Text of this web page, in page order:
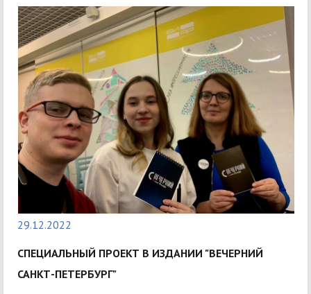
29.12.2022
СПЕЦИАЛЬНЫЙ ПРОЕКТ В ИЗДАНИИ "ВЕЧЕРНИЙ
САНКТ-ПЕТЕРБУРГ"